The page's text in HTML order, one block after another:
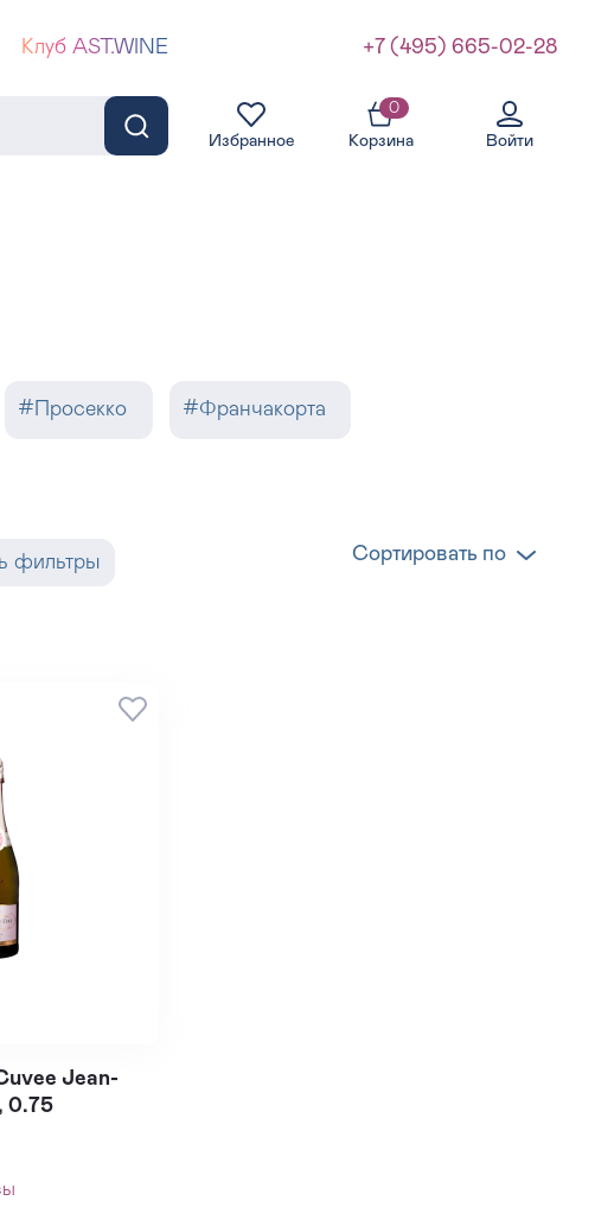
Клуб AST.WINE +7 (495) 665-02-28
Избранное
0
Корзина
Войти
# Просекко #Франчакорта
фильтры Сортировать по
Jean-
0.75